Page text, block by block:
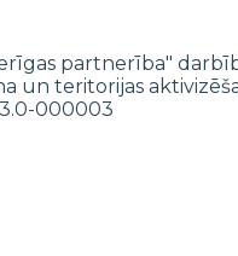
partnerība"
un teritorijas
000003